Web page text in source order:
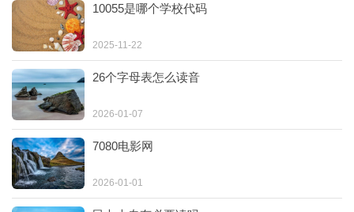
10055是哪个学校代码
2025-11-22
26个字母表怎么读音
2026-01-07
7080电影网
2026-01-01